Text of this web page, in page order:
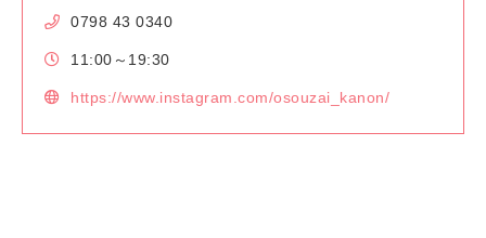
0798 43 0340
11:00～19:30
https://www.instagram.com/osouzai_kanon/